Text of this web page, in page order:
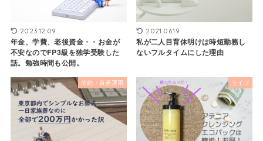
2023.12.09
年金、学費、老後資金・・お金が
不安なのでFP3級を独学受験した
話。勉強時間も公開。
2021.06.19
私が二人目育休明けは時短勤務し
ないフルタイムにした理由
節約・資産運用 ライフ